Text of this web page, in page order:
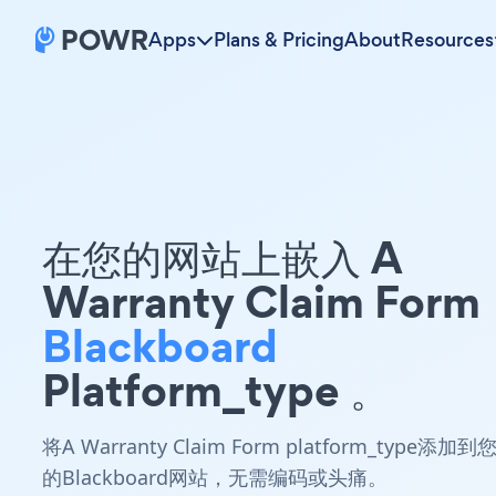
Apps Plans & PricingAboutResources
在您的网站上嵌入 A
Warranty Claim Form
Blackboard
Platform_type 。
将A Warranty Claim Form platform_type添加到您
的Blackboard网站，无需编码或头痛。